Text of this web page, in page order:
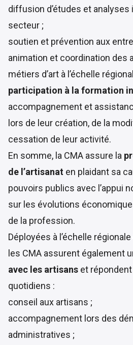
diffusion d’études et
secteur ;
soutien et prévention aux
animation et coordination des
métiers d’art à l’échelle
participation à la formation
accompagnement et
lors de leur création, de la
cessation de leur activité.
En somme, la CMA assure la
de l’artisanat en plaidant sa
pouvoirs publics avec l’appui
sur les évolutions
de la profession.
Déployées à l’échelle
les CMA assurent également
avec les artisans et
quotidiens :
conseil aux artisans ;
accompagnement lors des
administratives ;